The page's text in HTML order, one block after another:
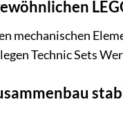
mechanischen
Technic Sets